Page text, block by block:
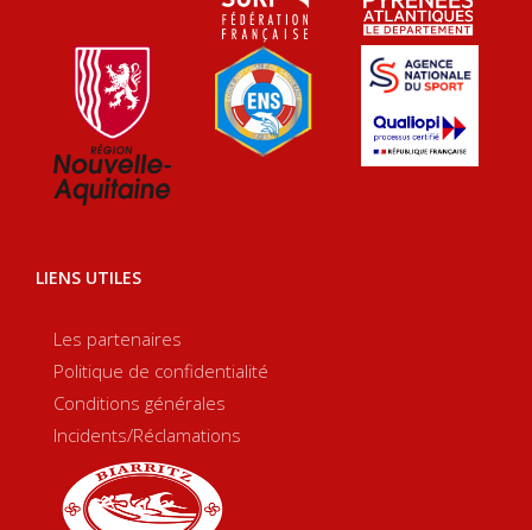
LIENS UTILES
Les partenaires
Politique de confidentialité
Conditions générales
Incidents/Réclamations